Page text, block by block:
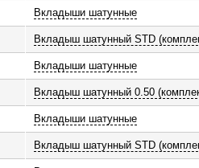
Вкладыши шатунные
Вкладыш шатунный STD
Вкладыши шатунные
Вкладыш шатунный 0.50
Вкладыши шатунные
Вкладыш шатунный STD